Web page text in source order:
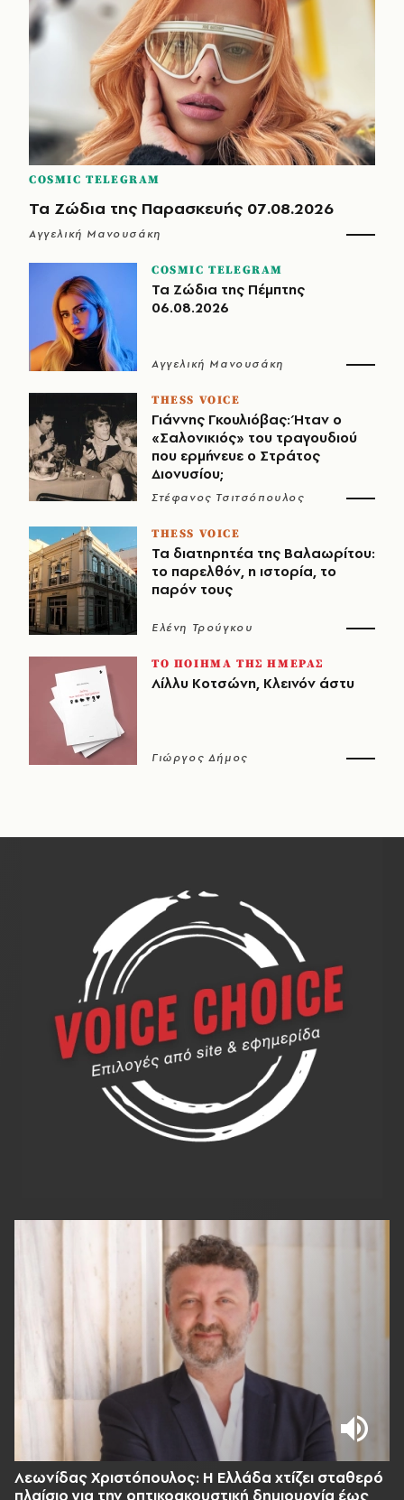
COSMIC TELEGRAM
Τα Ζώδια της Παρασκευής 07.08.2026
Αγγελική Μανουσάκη
COSMIC TELEGRAM
Τα Ζώδια της Πέμπτης
06.08.2026
Αγγελική Μανουσάκη
THESS VOICE
Γιάννης Γκουλιόβας: Ήταν ο
«Σαλονικιός» του τραγουδιού
που ερμήνευε ο Στράτος
Διονυσίου;
Στέφανος Τσιτσόπουλος
THESS VOICE
Τα διατηρητέα της Βαλαωρίτου:
το παρελθόν, η ιστορία, το
παρόν τους
Ελένη Τρούγκου
ΤΟ ΠΟΙΗΜΑ ΤΗΣ ΗΜΕΡΑΣ
Λίλλυ Κοτσώνη, Κλεινόν άστυ
Γιώργος Δήμος
Λεωνίδας Χριστόπουλος: Η Ελλάδα χτίζει σταθερό
πλαίσιο για την οπτικοακουστική δημιουργία έως